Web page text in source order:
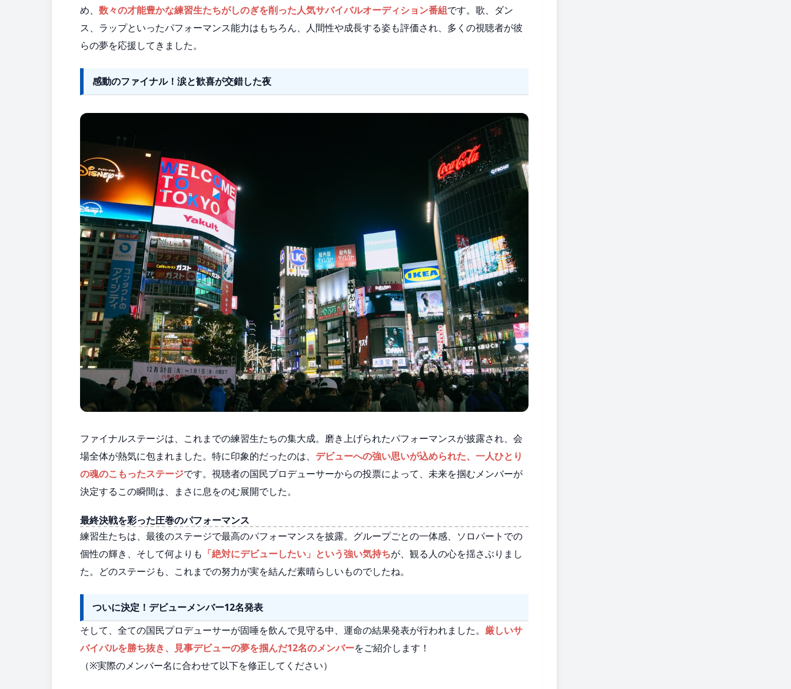
め、 数々の才能豊かな練習生たちがしのぎを削った人気サバイバルオーディション番組です。歌、ダン
ス、ラップといったパフォーマンス能力はもちろん、人間性や成長する姿も評価され、多くの視聴者が彼
らの夢を応援してきました。
感動のファイナル！涙と歓喜が交錯した夜
ファイナルステージは、これまでの練習生たちの集大成。磨き上げられたパフォーマンスが披露され、会
場全体が熱気に包まれました。特に印象的だったのは、 デビューへの強い思いが込められた、一人ひとり
の魂のこもったステージです。視聴者の国民プロデューサーからの投票によって、未来を掴むメンバーが
決定するこの瞬間は、まさに息をのむ展開でした。
最終決戦を彩った圧巻のパフォーマンス
練習生たちは、最後のステージで最高のパフォーマンスを披露。グループごとの一体感、ソロパートでの
個性の輝き、そして何よりも 「絶対にデビューしたい」という強い気持ちが、観る人の心を揺さぶりまし
た。どのステージも、これまでの努力が実を結んだ素晴らしいものでしたね。
ついに決定！デビューメンバー12名発表
そして、全ての国民プロデューサーが固唾を飲んで見守る中、運命の結果発表が行われました。 厳しいサ
バイバルを勝ち抜き、見事デビューの夢を掴んだ12名のメンバーをご紹介します！
（※実際のメンバー名に合わせて以下を修正してください）